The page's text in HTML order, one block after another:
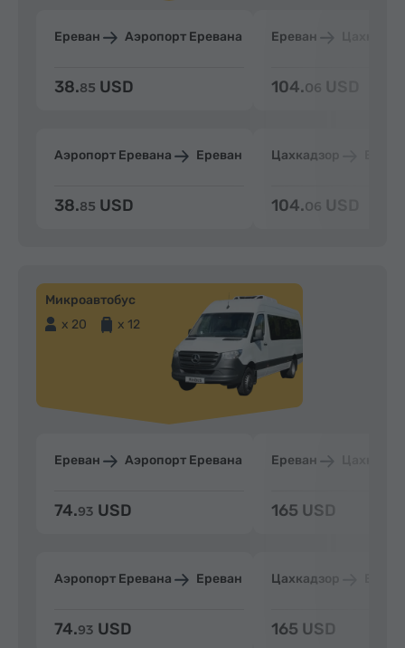
Ереван Аэропорт Еревана
38.85 USD
Аэропорт Еревана Ереван
38.85 USD
Ереван
104.06 USD
Цахкадзор
104.06 USD
Микроавтобус
x 20
x 12
Ереван Аэропорт Еревана
74.93 USD
Аэропорт Еревана Ереван
74.93 USD
Ереван
165 USD
Цахкадзор
165 USD